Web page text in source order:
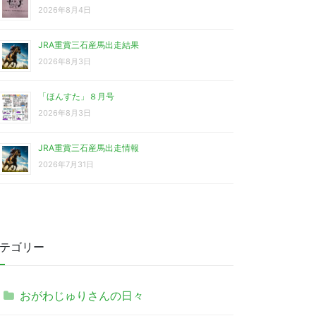
2026年8月4日
JRA重賞三石産馬出走結果
2026年8月3日
「ほんすた」８月号
2026年8月3日
JRA重賞三石産馬出走情報
2026年7月31日
ゴリー
おがわじゅりさんの日々